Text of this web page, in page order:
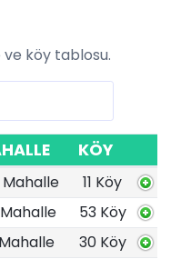
köy tablosu.
KÖY
11 Köy
Mahalle
53 Köy
30 Köy